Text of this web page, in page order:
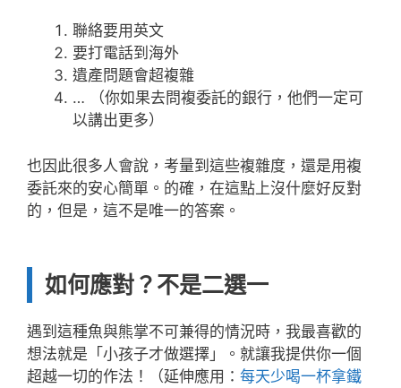
聯絡要用英文
要打電話到海外
遺產問題會超複雜
… （你如果去問複委託的銀行，他們一定可
以講出更多）
也因此很多人會說，考量到這些複雜度，還是用複
委託來的安心簡單。的確，在這點上沒什麼好反對
的，但是，這不是唯一的答案。
如何應對？不是二選一
遇到這種魚與熊掌不可兼得的情況時，我最喜歡的
想法就是「小孩子才做選擇」。就讓我提供你一個
超越一切的作法！（延伸應用： 每天少喝一杯拿鐵